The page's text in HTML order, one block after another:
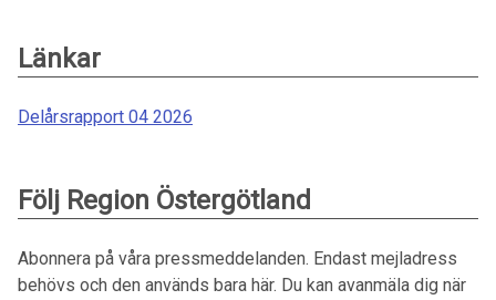
Länkar
Delårsrapport 04 2026
Följ Region Östergötland
Abonnera på våra pressmeddelanden. Endast mejladress
behövs och den används bara här. Du kan avanmäla dig när